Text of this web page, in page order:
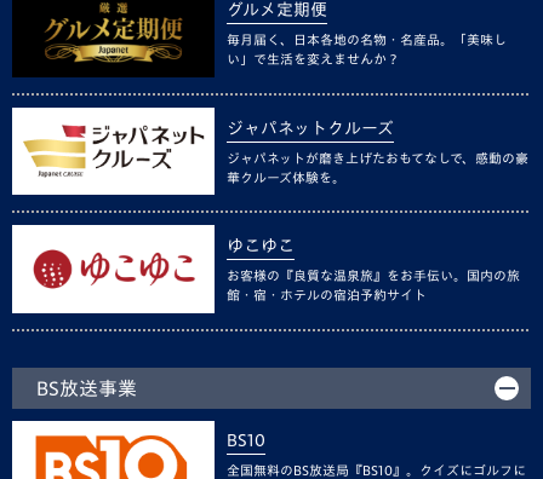
グルメ定期便
毎月届く、日本各地の名物・名産品。「美味し
い」で生活を変えませんか？
ジャパネットクルーズ
ジャパネットが磨き上げたおもてなしで、感動の豪
華クルーズ体験を。
ゆこゆこ
お客様の『良質な温泉旅』をお手伝い。国内の旅
館・宿・ホテルの宿泊予約サイト
BS放送事業
BS10
全国無料のBS放送局『BS10』。クイズにゴルフに